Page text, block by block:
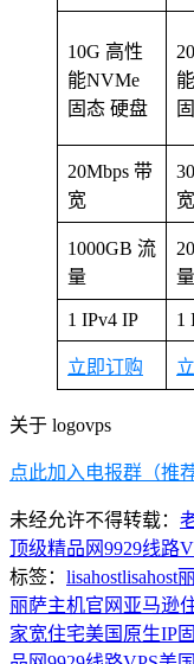
10G 高性
能NVMe
固态 硬盘
20Mbps 带
宽
宽
1000GB 流
量
量
1 IPv4 IP 1
立即订购
关于 logovps
点此加入电报群（推荐
未经允许不得转载：
顶级精品网9929线路
标签： lisahostlisahost
丽萨主机官网 亚马逊
家宽住宅美国原生IP